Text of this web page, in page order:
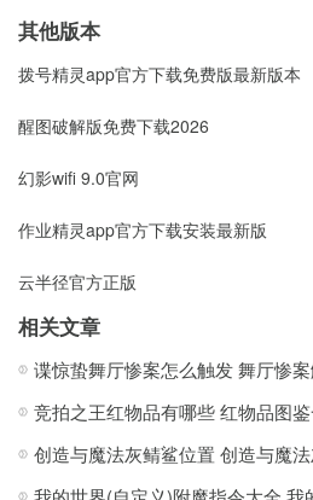
64位网页浏览器的本地支持；
2、增强的鼠标控制和相对坐标功能
针对新的内容类别制作身临其境的全
限滚动、鼠标锁定、相对坐标以及右
游戏；
3、套接字进度事件
通过确定写入缓冲区剩余字节数的新
新事件，改进数据传输管理。新的API
况并提供反馈。
其他版本
拨号精灵app官方下载免费版最新版本
醒图破解版免费下载2026
幻影wifi 9.0官网
作业精灵app官方下载安装最新版
云半径官方正版
相关文章
谍惊蛰舞厅惨案怎么触发 舞厅惨
竞拍之王红物品有哪些 红物品图
创造与魔法灰鲭鲨位置 创造与魔